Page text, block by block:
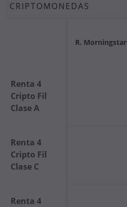
CRIPTOMONEDAS
R. Morningstar
Renta 4
Cripto Fil
Clase A
Renta 4
Cripto Fil
Clase C
Renta 4